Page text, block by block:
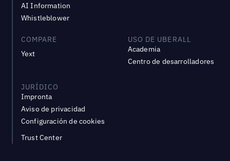
AI Information
Whistleblower
COMPARE
Yext
USO DE UBERALL
Academia
Centro de desarrolladores
JURÍDICO
Impronta
Aviso de privacidad
Configuración de cookies
Trust Center